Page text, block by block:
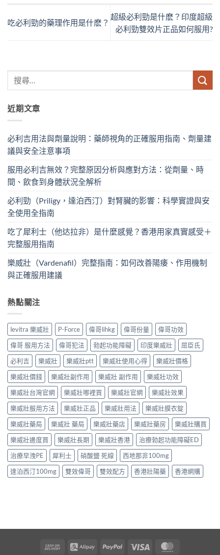
吃必利勁的藥理作用是什麽？
超級必利勁是什麽？印度超級
必利勁雙效片正品如何服用?
近期文章
必利吉用法與劑量說明：藥師視角的正確服用指南、劑量建
議與安全注意事項
服用必利吉無效？完整原因分析與應對方法：從劑量、時
間、飲食到身體狀況全解析
必利勁（Priligy，達泊西汀）對腎臟的影響：科學實證與安
全使用全指南
吃了犀利士（他达拉非）是什麼感覺？香港用家真實感受＋
完整服用指南
樂威壯（Vardenafil）完整指南：如何改善陽痿、作用機制
與正確服用建議
熱點關注
levitra 樂威壯 P-Force 偉哥lihkg 偉哥份量
偉哥功效
偉哥 服用方法
偉哥犯法 勃起功能障礙 印度樂威壯
屈臣氏
必利吉
樂威壯 樂威壯ptt 樂威壯使用心得
樂威壯價格
樂威壯價錢
樂威壯副作用 樂威壯 副作用
樂威壯功效
樂威壯台灣官網
樂威壯哪裡買 樂威壯官網
樂威壯效果
樂威壯服用方法
樂威壯正品 樂威壯用法
樂威壯膜衣錠
樂威壯藥局
樂威壯 藥局 樂威壯藥店 樂威壯藥房
樂威壯購買
樂威壯邊度買
樂威壯長期 樂威壯香港
治療勃起功能障礙ED
治療早洩PE
犀利士 硝酸鹽 死線
西地那非100mg
達泊西汀100mg
雙效偉哥 雙效配方 香港壯陽藥 香港網購
Cash
Alipay PayPal Visa